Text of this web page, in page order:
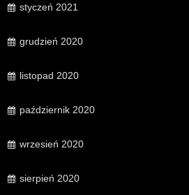
styczeń 2021
grudzień 2020
listopad 2020
październik 2020
wrzesień 2020
sierpień 2020